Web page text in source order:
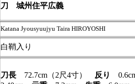
刀 城州住平広義
Katana Jyousyuujyu Taira HIROYOSHI
白鞘入り
刀長 72.7cm（2尺4寸） 反り